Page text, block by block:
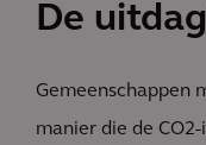
De
Gemeenschappen
manier die de